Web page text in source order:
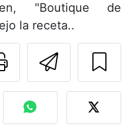
"Boutique de
la receta..
Imprimir
al autor
de esta